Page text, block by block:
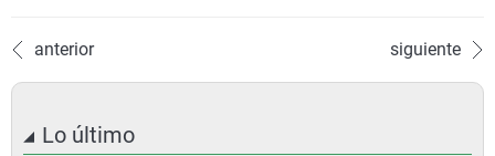
anterior siguiente
Lo último